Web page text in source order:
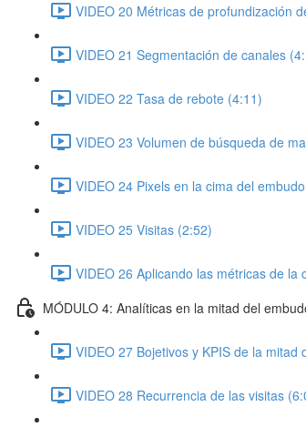
VIDEO 20 Métricas de profundización
VIDEO 21 Segmentación de canales
VIDEO 22 Tasa de rebote (4:11)
VIDEO 23 Volumen de búsqueda de
VIDEO 24 Pixels en la cima del
VIDEO 25 Visitas (2:52)
VIDEO 26 Aplicando las métricas de la
MÓDULO 4: Analíticas en la mitad del
VIDEO 27 Bojetivos y KPIS de la mitad
VIDEO 28 Recurrencia de las visitas